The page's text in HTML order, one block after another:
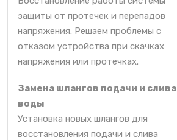
защиты от протечек и перепадов
напряжения. Решаем проблемы с
отказом устройства при скачках
напряжения или протечках.
Замена шлангов подачи и слива
воды
Установка новых шлангов для
восстановления подачи и слива